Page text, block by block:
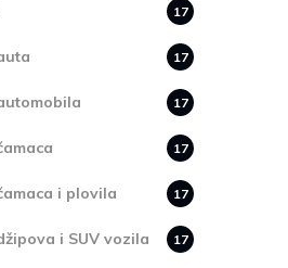
17
17
17
17
i plovila 17
i SUV vozila 17